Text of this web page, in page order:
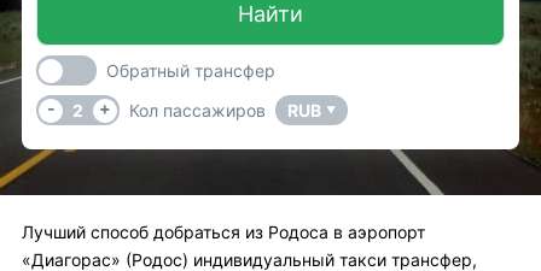
Найти
Обратный трансфер
-
2 + Кол пассажиров RUB ▼
Лучший способ добраться из Родоса в аэропорт
«Диагорас» (Родос) индивидуальный такси трансфер,